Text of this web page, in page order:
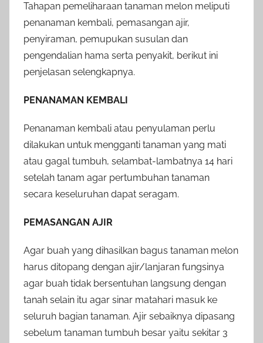
Tahapan pemeliharaan tanaman melon meliputi
penanaman kembali, pemasangan ajir,
penyiraman, pemupukan susulan dan
pengendalian hama serta penyakit, berikut ini
penjelasan selengkapnya.
PENANAMAN KEMBALI
Penanaman kembali atau penyulaman perlu
dilakukan untuk mengganti tanaman yang mati
atau gagal tumbuh, selambat-lambatnya 14 hari
setelah tanam agar pertumbuhan tanaman
secara keseluruhan dapat seragam.
PEMASANGAN AJIR
Agar buah yang dihasilkan bagus tanaman melon
harus ditopang dengan ajir/lanjaran fungsinya
agar buah tidak bersentuhan langsung dengan
tanah selain itu agar sinar matahari masuk ke
seluruh bagian tanaman. Ajir sebaiknya dipasang
sebelum tanaman tumbuh besar yaitu sekitar 3